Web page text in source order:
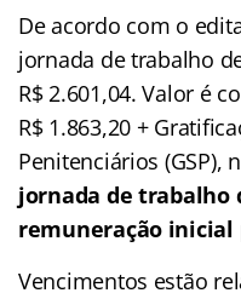
De acordo com o
jornada de trabalho
R$ 2.601,04. Valor é
R$ 1.863,20 +
Penitenciários (GSP),
jornada de trabalho
remuneração inicial
Vencimentos estão